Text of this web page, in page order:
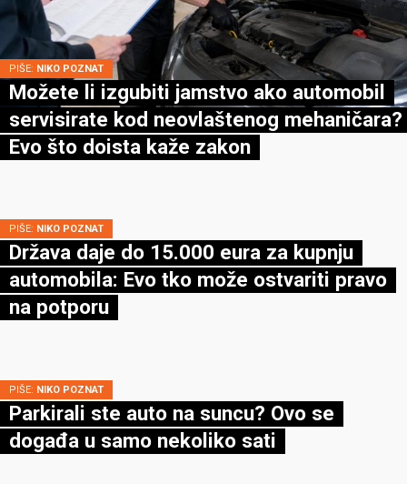
PIŠE: NIKO POZNAT
Možete li izgubiti jamstvo ako automobil
servisirate kod neovlaštenog mehaničara?
Evo što doista kaže zakon
PIŠE: NIKO POZNAT
Država daje do 15.000 eura za kupnju
automobila: Evo tko može ostvariti pravo
na potporu
PIŠE: NIKO POZNAT
Parkirali ste auto na suncu? Ovo se
događa u samo nekoliko sati